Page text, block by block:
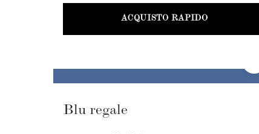
ACQUISTO RAPIDO
Blu regale